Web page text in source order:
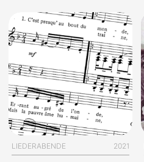
LIEDERABENDE 2021